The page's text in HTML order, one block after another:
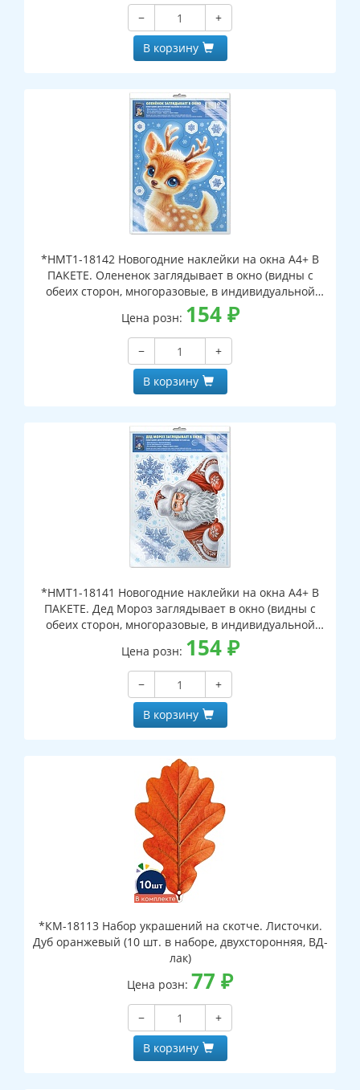
−
+
В корзину
*НМТ1-18142 Новогодние наклейки на окна А4+ В
ПАКЕТЕ. Олененок заглядывает в окно (видны с
обеих сторон, многоразовые, в индивидуальной
упаковке, с европодвесом и клеевым клапаном)
Цена розн: 154₽
−
+
В корзину
*НМТ1-18141 Новогодние наклейки на окна А4+ В
ПАКЕТЕ. Дед Мороз заглядывает в окно (видны с
обеих сторон, многоразовые, в индивидуальной
упаковке, с европодвесом и клеевым клапаном)
Цена розн: 154₽
−
+
В корзину
*КМ-18113 Набор украшений на скотче. Листочки.
Дуб оранжевый (10 шт. в наборе, двухсторонняя, ВД-
лак)
Цена розн: 77 ₽
−
+
В корзину